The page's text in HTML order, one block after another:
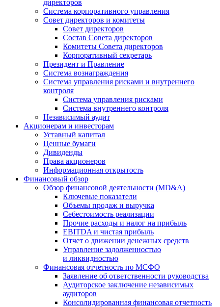
директоров
Система корпоративного управления
Совет директоров и комитеты
Совет директоров
Состав Совета директоров
Комитеты Совета директоров
Корпоративный секретарь
Президент и Правление
Система вознаграждения
Система управления рисками и внутреннего
контроля
Система управления рисками
Система внутреннего контроля
Независимый аудит
Акционерам и инвесторам
Уставный капитал
Ценные бумаги
Дивиденды
Права акционеров
Информационная открытость
Финансовый обзор
Обзор финансовой деятельности (MD&A)
Ключевые показатели
Объемы продаж и выручка
Себестоимость реализации
Прочие расходы и налог на прибыль
EBITDA и чистая прибыль
Отчет о движении денежных средств
Управление задолженностью
и ликвидностью
Финансовая отчетность по МСФО
Заявление об ответственности руководства
Аудиторское заключение независимых
аудиторов
Консолидированная финансовая отчетность